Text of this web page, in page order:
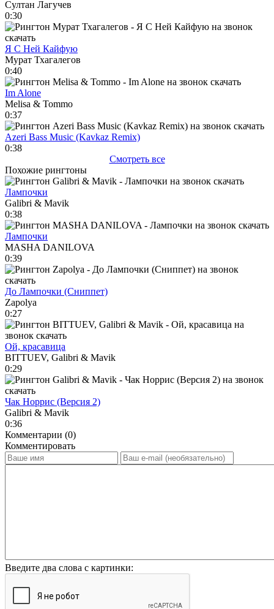
Султан Лагучев
0:30
Я С Ней Кайфую
Мурат Тхагалегов
0:40
Im Alone
Melisa & Tommo
0:37
Azeri Bass Music (Kavkaz Remix)
0:38
Смотреть все
Похожие рингтоны
Лампочки
Galibri & Mavik
0:38
Лампочки
MASHA DANILOVA
0:39
До Лампочки (Сниппет)
Zapolya
0:27
Ой, красавица
BITTUEV, Galibri & Mavik
0:29
Чак Норрис (Версия 2)
Galibri & Mavik
0:36
Комментарии (0)
Комментировать
Введите два слова с картинки: